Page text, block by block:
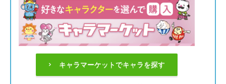
キャラマーケットでキャラを探す